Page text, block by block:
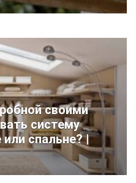
своими
систему
спальне? |